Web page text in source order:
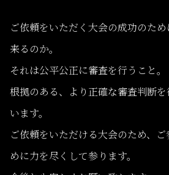
ご依頼をいただく大会の成功のた
来るのか。
それは公平公正に審査を行うこと。
根拠のある、より正確な審査判断
います。
ご依頼をいただける大会のため、
めに力を尽くして参ります。